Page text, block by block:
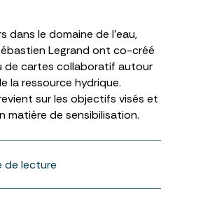
dans le domaine de l’eau,
Legrand ont co-créé
de cartes collaboratif autour
la ressource hydrique.
sur les objectifs visés et
matière de sensibilisation.
de lecture